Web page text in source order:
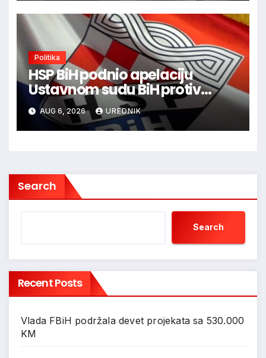
Politika
HSP BiH podnio apelaciju
Ustavnom sudu BiH protiv
ovjere kandidature Slavena
Kovačevića
AUG 6, 2026 UREDNIK
Search
Search
Recent Posts
Vlada FBiH podržala devet projekata sa 530.000
KM